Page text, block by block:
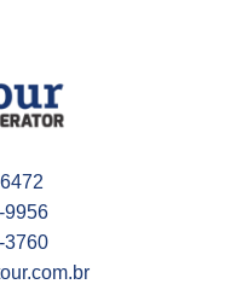
9956
3760